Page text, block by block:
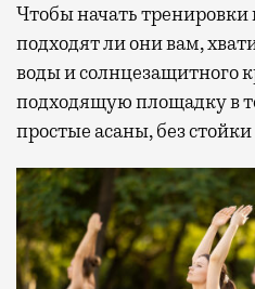
Чтобы начать тренировки
подходят ли они вам,
воды и солнцезащитного
подходящую площадку в
простые асаны, без стойки